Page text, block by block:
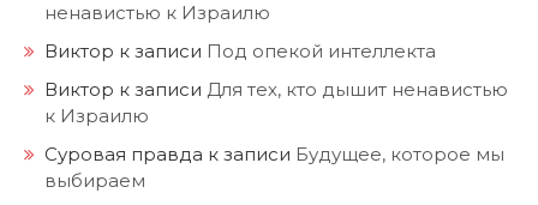
ненавистью к Израилю
Виктор к записи Под опекой интеллекта
Виктор к записи Для тех, кто дышит ненавистью
к Израилю
Суровая правда к записи Будущее, которое мы
выбираем